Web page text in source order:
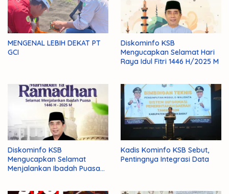
MENGENAL LEBIH DEKAT PT
GCI
Diskominfo KSB
Mengucapkan Selamat Hari
Raya Idul Fitri 1446 H/2025 M
Diskominfo KSB
Mengucapkan Selamat
Menjalankan Ibadah Puasa
Kadis Kominfo KSB Sebut,
Pentingnya Integrasi Data